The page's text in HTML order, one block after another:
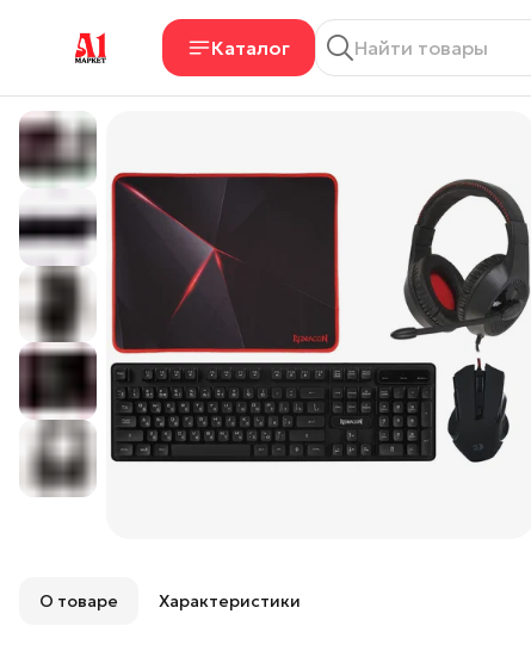
Каталог
О товаре Характеристики